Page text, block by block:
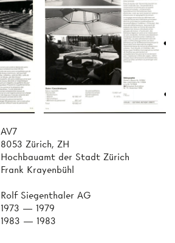
AV7
8053 Zürich, ZH
Hochbauamt der Stadt Zürich
Frank Krayenbühl
Rolf Siegenthaler AG
1973 — 1979
1983 — 1983